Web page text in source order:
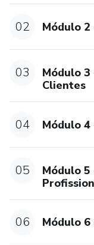
02 Módulo 2
03
Módulo 3
Clientes
04 Módulo 4
05
Módulo
06 Módulo